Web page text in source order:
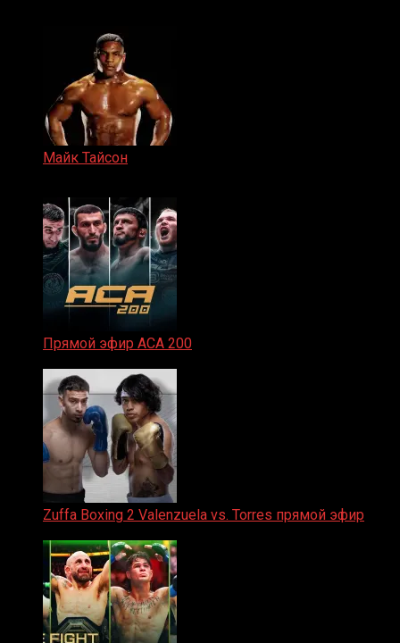
Майк Тайсон
Прямой эфир ACA 200
Zuffa Boxing 2 Valenzuela vs. Torres прямой эфир